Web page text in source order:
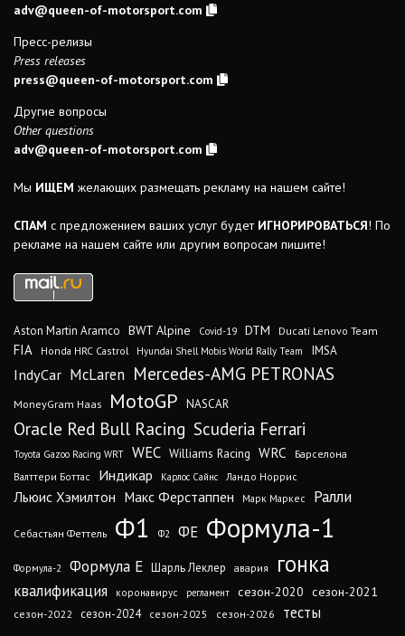
adv@queen-of-motorsport.com
Пресс-релизы
Press releases
press@queen-of-motorsport.com
Другие вопросы
Other questions
adv@queen-of-motorsport.com
Мы ИЩЕМ желающих размещать рекламу на нашем сайте!
СПАМ с предложением ваших услуг будет ИГНОРИРОВАТЬСЯ! По
рекламе на нашем сайте или другим вопросам пишите!
Aston Martin Aramco BWT Alpine Covid-19 DTM Ducati Lenovo Team
FIA Honda HRC Castrol Hyundai Shell Mobis World Rally Team IMSA
IndyCar McLaren Mercedes-AMG PETRONAS
MoneyGram Haas MotoGP NASCAR
Oracle Red Bull Racing Scuderia Ferrari
Toyota Gazoo Racing WRT WEC Williams Racing WRC
Барселона
Валттери Боттас
Индикар Карлос Сайнс Ландо Норрис
Льюис Хэмилтон Макс Ферстаппен Марк Маркес Ралли
Себастьян Феттель Ф1 Ф2 ФЕ Формула-1
Формула-2 Формула Е Шарль Леклер авария гонка
квалификация коронавирус регламент сезон-2020 сезон-2021
сезон-2022 сезон-2024 сезон-2025 сезон-2026 тесты